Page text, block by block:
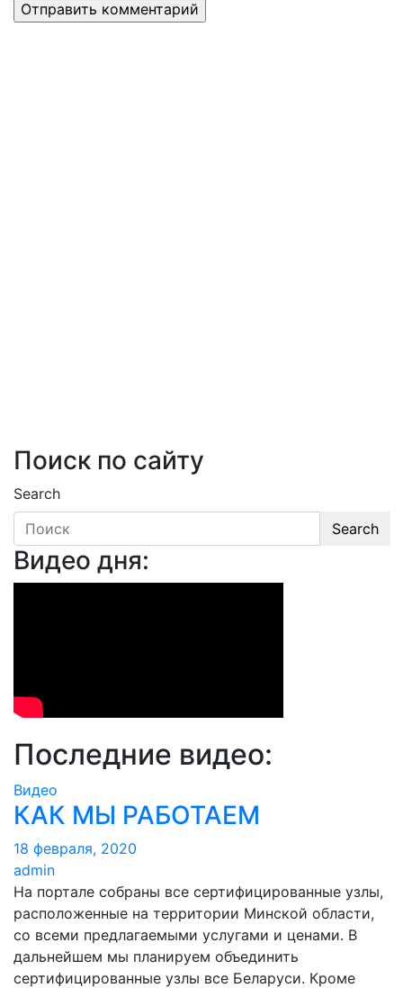
Поиск по сайту
Search
Search
Видео дня:
Последние видео:
Видео
КАК МЫ РАБОТАЕМ
18 февраля, 2020
admin
На портале собраны все сертифицированные узлы,
расположенные на территории Минской области,
со всеми предлагаемыми услугами и ценами. В
дальнейшем мы планируем объединить
сертифицированные узлы все Беларуси. Кроме